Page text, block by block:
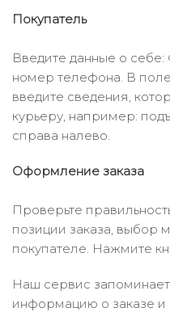
Покупатель
Введите данные о
номер телефона. В
введите сведения,
курьеру, например:
справа налево.
Оформление заказа
Проверьте
позиции заказа, выбор
покупателе. Нажмите
Наш сервис
информацию о заказе